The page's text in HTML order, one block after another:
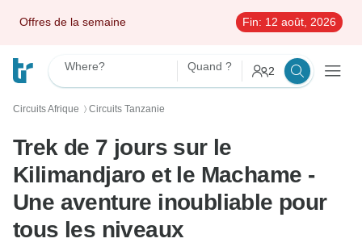
Offres de la semaine Fin: 12 août, 2026
Where? Quand ? 2
Circuits Afrique 〉 Circuits Tanzanie
Trek de 7 jours sur le
Kilimandjaro et le Machame -
Une aventure inoubliable pour
tous les niveaux